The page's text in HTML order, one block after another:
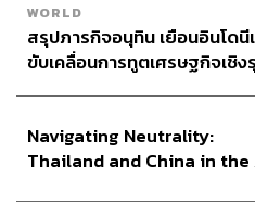
WORLD
สรุปภารกิจอนุทิน เยือนอินโดนี
ขับเคลื่อนการทูตเศรษฐกิจเชิง
Navigating Neutrality:
Thailand and China in the